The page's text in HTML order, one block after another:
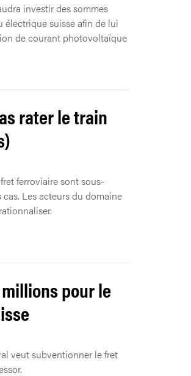
investir des sommes
électrique suisse afin de lui
de courant photovoltaïque
rater le train
ferroviaire sont sous-
Les acteurs du domaine
pour le
veut subventionner le fret